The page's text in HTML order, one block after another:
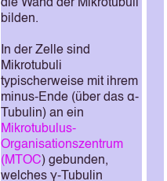
die Wand der Mikrotubuli
bilden.
In der Zelle sind
Mikrotubuli
typischerweise mit ihrem
minus-Ende (über das α-
Tubulin) an ein
Mikrotubulus-
Organisationszentrum
(MTOC) gebunden,
welches γ-Tubulin